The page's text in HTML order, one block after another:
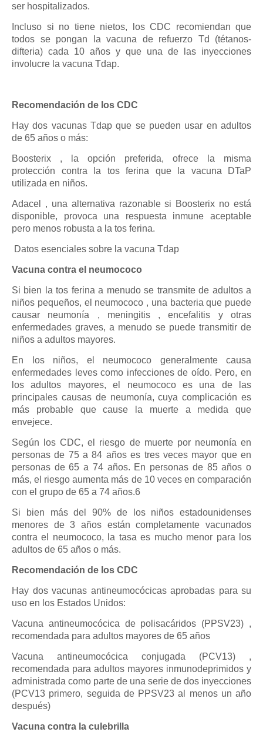
ser hospitalizados.
Incluso si no tiene nietos, los CDC recomiendan que
todos se pongan la vacuna de refuerzo Td (tétanos-
difteria) cada 10 años y que una de las inyecciones
involucre la vacuna Tdap.
Recomendación de los CDC
Hay dos vacunas Tdap que se pueden usar en adultos
de 65 años o más:
Boosterix , la opción preferida, ofrece la misma
protección contra la tos ferina que la vacuna DTaP
utilizada en niños.
Adacel , una alternativa razonable si Boosterix no está
disponible, provoca una respuesta inmune aceptable
pero menos robusta a la tos ferina.
Datos esenciales sobre la vacuna Tdap
Vacuna contra el neumococo
Si bien la tos ferina a menudo se transmite de adultos a
niños pequeños, el neumococo , una bacteria que puede
causar neumonía , meningitis , encefalitis y otras
enfermedades graves, a menudo se puede transmitir de
niños a adultos mayores.
En los niños, el neumococo generalmente causa
enfermedades leves como infecciones de oído. Pero, en
los adultos mayores, el neumococo es una de las
principales causas de neumonía, cuya complicación es
más probable que cause la muerte a medida que
envejece.
Según los CDC, el riesgo de muerte por neumonía en
personas de 75 a 84 años es tres veces mayor que en
personas de 65 a 74 años. En personas de 85 años o
más, el riesgo aumenta más de 10 veces en comparación
con el grupo de 65 a 74 años.6
Si bien más del 90% de los niños estadounidenses
menores de 3 años están completamente vacunados
contra el neumococo, la tasa es mucho menor para los
adultos de 65 años o más.
Recomendación de los CDC
Hay dos vacunas antineumocócicas aprobadas para su
uso en los Estados Unidos:
Vacuna antineumocócica de polisacáridos (PPSV23) ,
recomendada para adultos mayores de 65 años
Vacuna antineumocócica conjugada (PCV13) ,
recomendada para adultos mayores inmunodeprimidos y
administrada como parte de una serie de dos inyecciones
(PCV13 primero, seguida de PPSV23 al menos un año
después)
Vacuna contra la culebrilla